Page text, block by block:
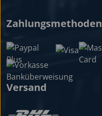
Zahlungsmethoden
Versand